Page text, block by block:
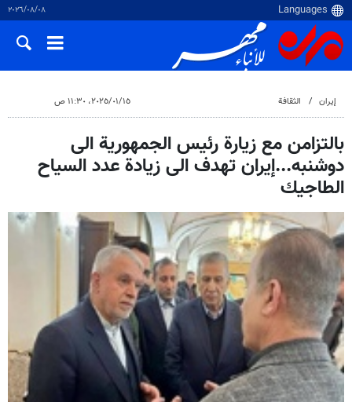
٠٨‏/٠٨‏/٢٠٢٦
إيران الثقافة ١٥‏/٠١‏/٢٠٢٥، ١١:٣٠ ص
بالتزامن مع زيارة رئيس الجمهورية الى
دوشنبه...إيران تهدف الى زيادة عدد السياح
الطاجيك